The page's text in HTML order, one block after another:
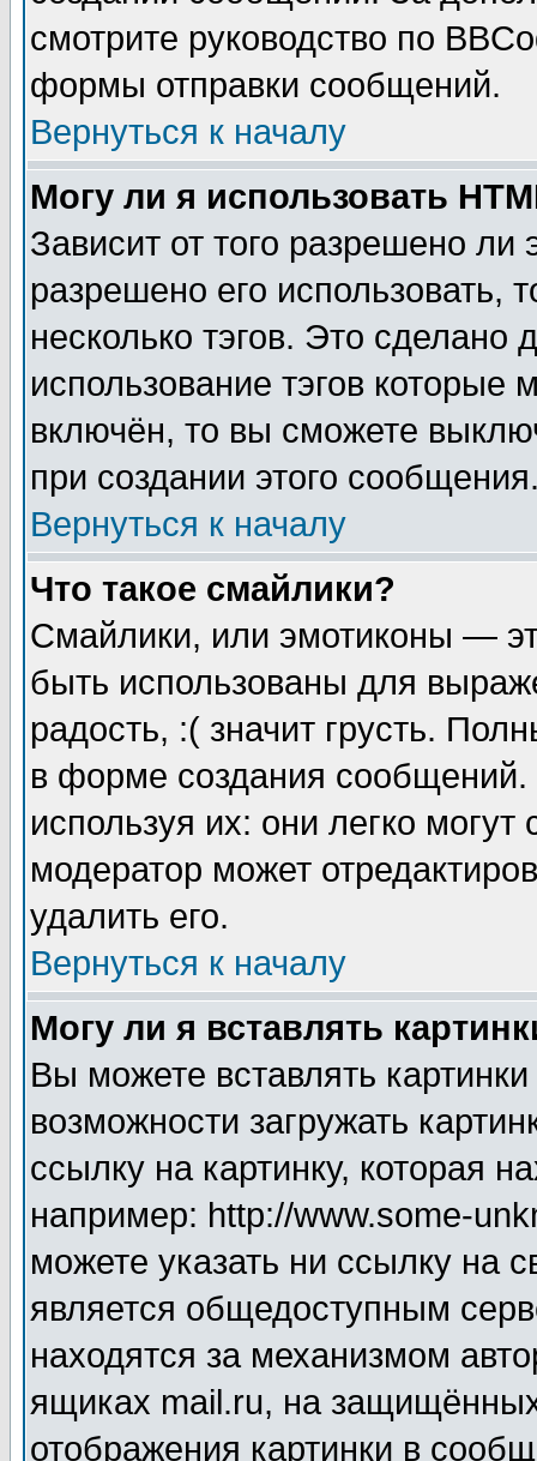
смотрите руководство по
формы отправки сообщений.
Вернуться к началу
Могу ли я использовать
Зависит от того разрешено
разрешено его использовать,
несколько тэгов. Это сделано
использование тэгов
включён, то вы сможете
при создании этого
Вернуться к началу
Что такое смайлики?
Смайлики, или эмотиконы —
быть использованы для
радость, :( значит грусть.
в форме создания сообщений.
используя их: они легко
модератор может
удалить его.
Вернуться к началу
Могу ли я вставлять
Вы можете вставлять
возможности загружать
ссылку на картинку, которая
например: http://www.some-
можете указать ни ссылку на
является общедоступным
находятся за механизмом
ящиках mail.ru, на
отображения картинки в